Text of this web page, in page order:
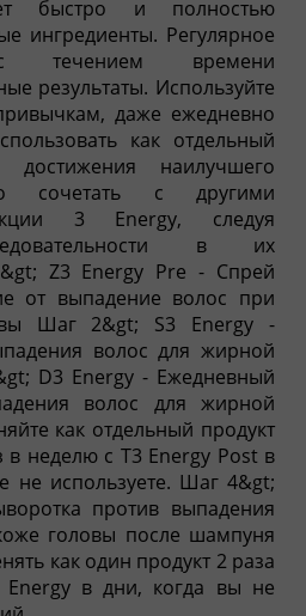
быстро и полностью
ингредиенты. Регулярное
с течением времени
результаты. Используйте
даже ежедневно
как отдельный
наилучшего
сочетать с другими
3 Energy, следуя
в их
Z3 Energy Pre - Спрей
от выпадение волос при
Шаг 2&gt; S3 Energy -
волос для жирной
D3 Energy - Ежедневный
волос для жирной
как отдельный продукт
неделю с T3 Energy Post в
не используете. Шаг 4&gt;
против выпадения
головы после шампуня
как один продукт 2 раза
в дни, когда вы не